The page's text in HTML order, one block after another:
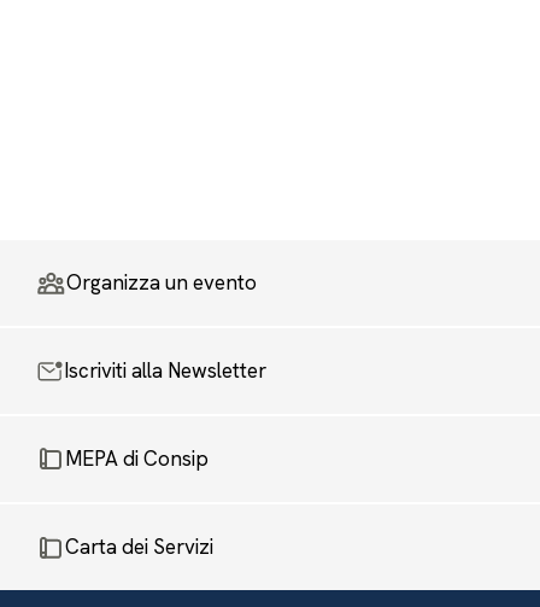
Organizza un evento
Iscriviti alla Newsletter
MEPA di Consip
Carta dei Servizi